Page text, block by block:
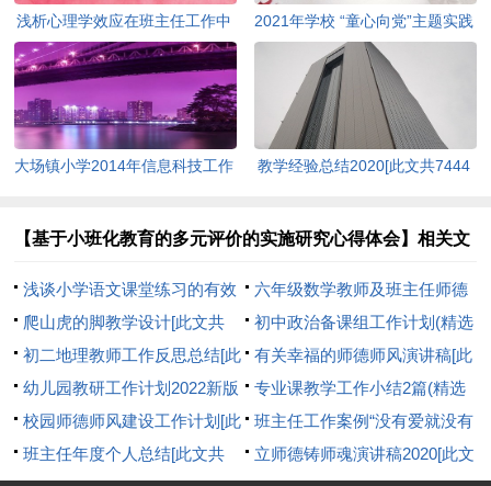
浅析心理学效应在班主任工作中
的应用[此文共3828字]
2021年学校 “童心向党”主题实践
教育活动方案[此文共1080字]
大场镇小学2014年信息科技工作
教学经验总结2020[此文共7444
【基于小班化教育的多元评价的实施研究心得体会】相关文
章：
浅谈小学语文课堂练习的有效
性[此文共3139字]
六年级数学教师及班主任师德
师风学习心得体会[此文共1253
字]
爬山虎的脚教学设计[此文共
7669字]
初中政治备课组工作计划(精选
多篇)[此文共3251字]
初二地理教师工作反思总结[此
文共4597字]
有关幸福的师德师风演讲稿[此
文共4688字]
幼儿园教研工作计划2022新版
[此文共10424字]
专业课教学工作小结2篇(精选
多篇)[此文共10928字]
校园师德师风建设工作计划[此
文共4783字]
班主任工作案例“没有爱就没有
教育”[此文共2422字]
班主任年度个人总结[此文共
立师德铸师魂演讲稿2020[此文